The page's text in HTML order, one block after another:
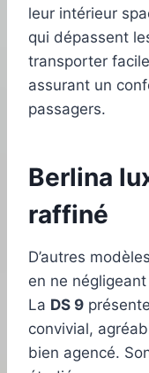
leur intérieur
qui dépassent
transporter
assurant un
passagers.
Berlina
raffiné
D’autres
en ne
La DS 9
convivial,
bien agencé.